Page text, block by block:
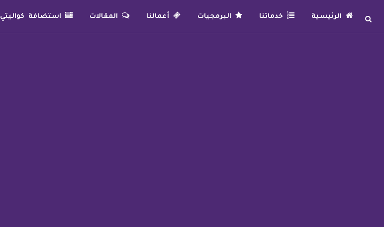
الرئيسية خدماتنا البرمجيات أعمالنا المقالات استضافة كواليتي